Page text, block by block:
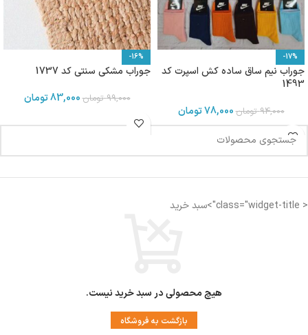
-17%
جوراب نیم ساق ساده کش اسپرت کد
1493
94,000 تومان78,000تومان
-16%
جوراب مشکی سنتی کد 1737
99,000 تومان83,000تومان
< class="widget-title">سبد خرید
هیچ محصولی در سبد خرید نیست.
بازگشت به فروشگاه